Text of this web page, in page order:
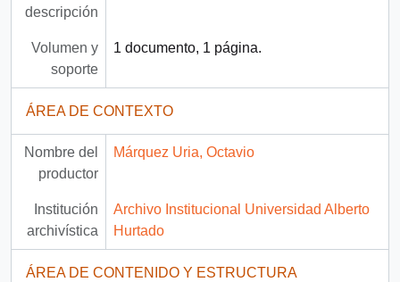
descripción
Volumen y
soporte
1 documento, 1 página.
ÁREA DE CONTEXTO
Nombre del
productor
Márquez Uria, Octavio
Institución
archivística
Archivo Institucional Universidad Alberto
Hurtado
ÁREA DE CONTENIDO Y ESTRUCTURA